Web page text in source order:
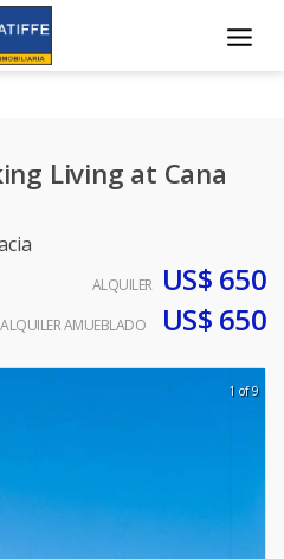
Living at Cana
ALQUILER US$ 650
ALQUILER AMUEBLADO US$ 650
1 of 9